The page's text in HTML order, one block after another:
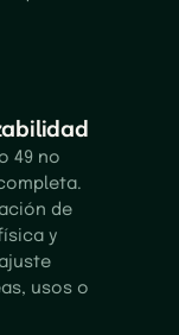
49 no
de
y
usos o